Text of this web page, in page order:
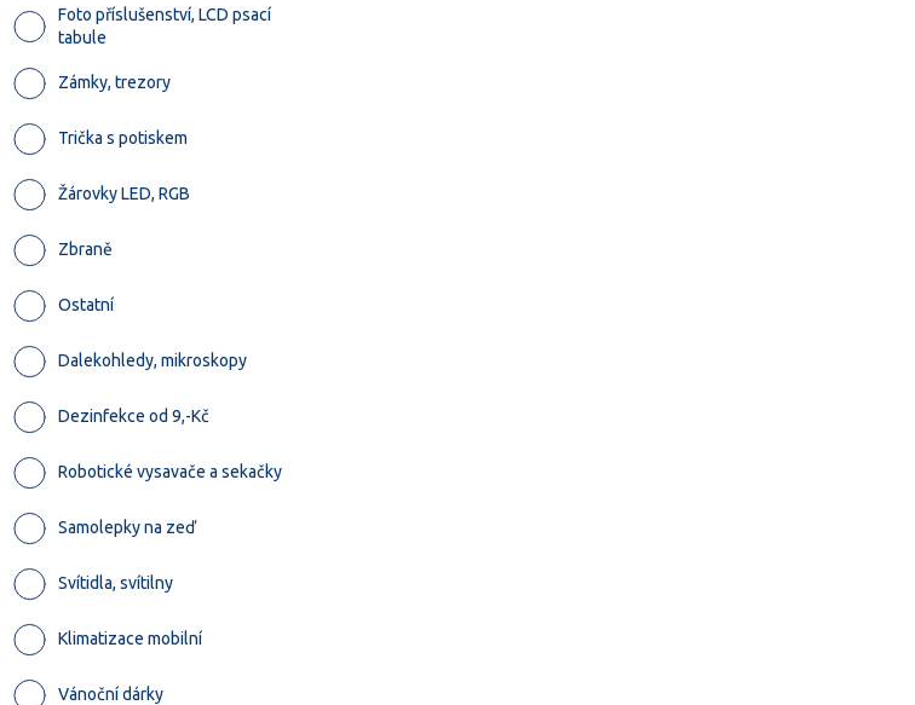
Foto příslušenství, LCD psací
tabule
Zámky, trezory
Trička s potiskem
Žárovky LED, RGB
Zbraně
Ostatní
Dalekohledy, mikroskopy
Dezinfekce od 9,-Kč
Robotické vysavače a sekačky
Samolepky na zeď
Svítidla, svítilny
Klimatizace mobilní
Vánoční dárky